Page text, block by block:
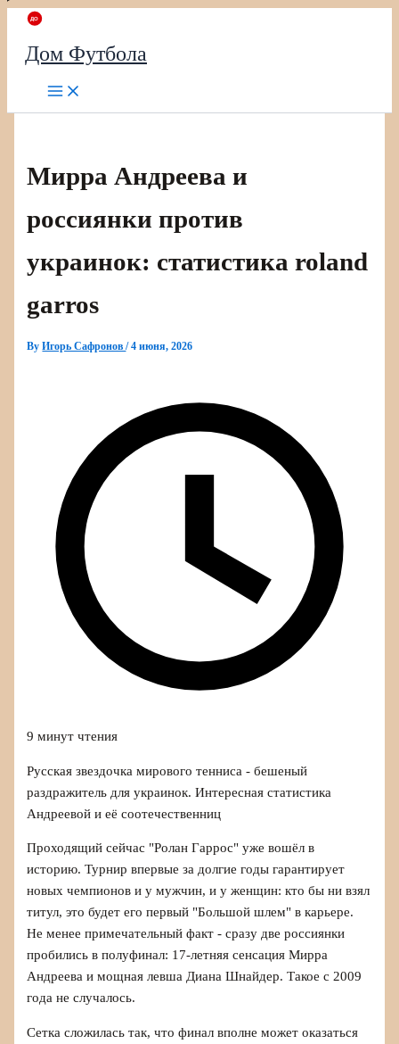
Дом Футбола
Мирра Андреева и
россиянки против
украинок: статистика roland
garros
ByИгорь Сафронов/4 июня, 2026
9 минут чтения
Русская звездочка мирового тенниса - бешеный
раздражитель для украинок. Интересная статистика
Андреевой и её соотечественниц
Проходящий сейчас "Ролан Гаррос" уже вошёл в
историю. Турнир впервые за долгие годы гарантирует
новых чемпионов и у мужчин, и у женщин: кто бы ни взял
титул, это будет его первый "Большой шлем" в карьере.
Не менее примечательный факт - сразу две россиянки
пробились в полуфинал: 17-летняя сенсация Мирра
Андреева и мощная левша Диана Шнайдер. Такое с 2009
года не случалось.
Сетка сложилась так, что финал вполне может оказаться